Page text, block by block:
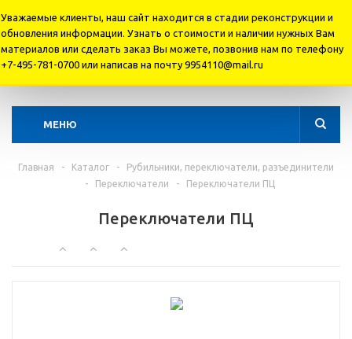
+7 495 781-07-00
МЕНЮ
Главная - Каталог -
Рубильники, переключатели, разъединители
-
Переключатели - Переключатели ПЦ
Переключатели ПЦ
Уважаемые клиенты, наш сайт находится в стадии реконструкции и
обновления информации. Узнать о стоимости и наличии нужных Вам
материалов или cделать заказ Вы можете, позвонив нам по телефону
+7-495-781-0700 или написав на почту 9954110@mail.ru